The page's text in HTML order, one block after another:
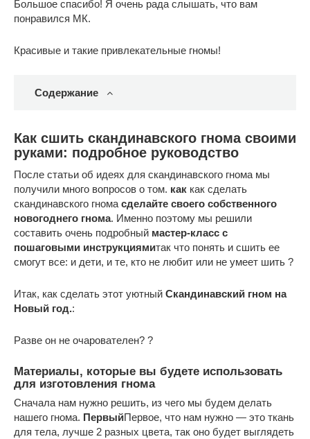
Большое спасибо! Я очень рада слышать, что вам
понравился МК.
Красивые и такие привлекательные гномы!
Содержание
Как сшить скандинавского гнома своими
руками: подробное руководство
После статьи об идеях для скандинавского гнома мы
получили много вопросов о том. как как сделать
скандинавского гнома сделайте своего собственного
новогоднего гнома. Именно поэтому мы решили
составить очень подробный мастер-класс с
пошаговыми инструкциямитак что понять и сшить ее
смогут все: и дети, и те, кто не любит или не умеет шить ?
Итак, как сделать этот уютный Скандинавский гном на
Новый год.:
Разве он не очарователен? ?
Материалы, которые вы будете использовать
для изготовления гнома
Сначала нам нужно решить, из чего мы будем делать
нашего гнома. ПервыйПервое, что нам нужно — это ткань
для тела, лучше 2 разных цвета, так оно будет выглядеть